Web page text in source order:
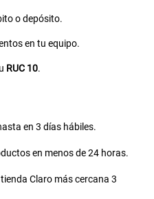
o depósito.
en tu equipo.
RUC 10.
en 3 días hábiles.
en menos de 24 horas.
Claro más cercana 3